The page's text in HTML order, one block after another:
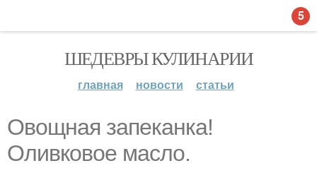
ШЕДЕВРЫ КУЛИНАРИИ
главная новости статьи
Овощная запеканка!
Оливковое масло.
5